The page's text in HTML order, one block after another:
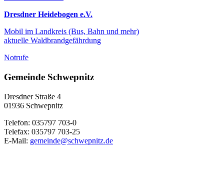
Dresdner Heidebogen e.V.
Mobil im Landkreis (Bus, Bahn und mehr)
aktuelle Waldbrandgefährdung
Notrufe
Gemeinde Schwepnitz
Dresdner Straße 4
01936 Schwepnitz
Telefon: 035797 703-0
Telefax: 035797 703-25
E-Mail: gemeinde@schwepnitz.de